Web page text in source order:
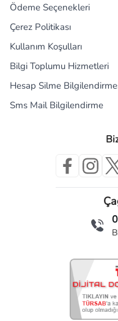
Ödeme Seçenekleri
Çerez Politikası
Kullanım Koşulları
Bilgi Toplumu Hizmetleri
Hesap Silme
Sms Mail Bilgilendirme